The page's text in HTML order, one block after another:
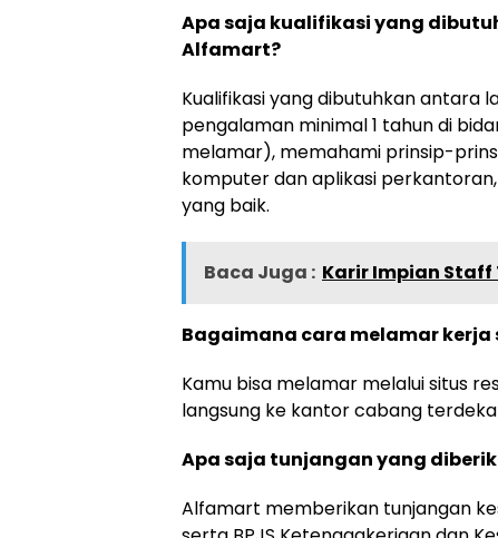
Apa saja kualifikasi yang
Alfamart?
Kualifikasi yang dibutuhkan antara
pengalaman minimal 1 tahun di
melamar), memahami prinsip-
komputer dan aplikasi
yang baik.
Baca Juga : Karir Impian Staff
Bagaimana cara melamar
Kamu bisa melamar melalui situs
langsung ke kantor cabang
Apa saja tunjangan yang
Alfamart memberikan tunjangan